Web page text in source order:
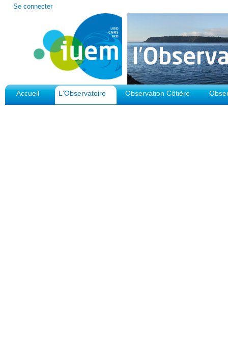
Outils
Se connecter
Accueil L'Observatoire Observation Côtière